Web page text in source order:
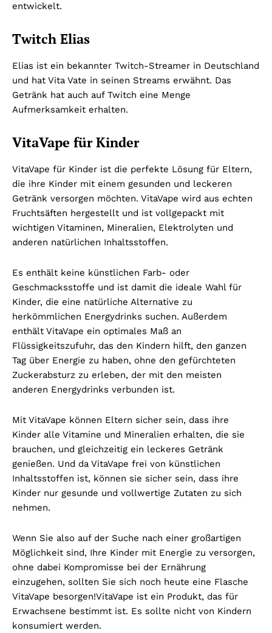
entwickelt.
Twitch Elias
Elias ist ein bekannter Twitch-Streamer in Deutschland
und hat Vita Vate in seinen Streams erwähnt. Das
Getränk hat auch auf Twitch eine Menge
Aufmerksamkeit erhalten.
VitaVape für Kinder
VitaVape für Kinder ist die perfekte Lösung für Eltern,
die ihre Kinder mit einem gesunden und leckeren
Getränk versorgen möchten. VitaVape wird aus echten
Fruchtsäften hergestellt und ist vollgepackt mit
wichtigen Vitaminen, Mineralien, Elektrolyten und
anderen natürlichen Inhaltsstoffen.
Es enthält keine künstlichen Farb- oder
Geschmacksstoffe und ist damit die ideale Wahl für
Kinder, die eine natürliche Alternative zu
herkömmlichen Energydrinks suchen. Außerdem
enthält VitaVape ein optimales Maß an
Flüssigkeitszufuhr, das den Kindern hilft, den ganzen
Tag über Energie zu haben, ohne den gefürchteten
Zuckerabsturz zu erleben, der mit den meisten
anderen Energydrinks verbunden ist.
Mit VitaVape können Eltern sicher sein, dass ihre
Kinder alle Vitamine und Mineralien erhalten, die sie
brauchen, und gleichzeitig ein leckeres Getränk
genießen. Und da VitaVape frei von künstlichen
Inhaltsstoffen ist, können sie sicher sein, dass ihre
Kinder nur gesunde und vollwertige Zutaten zu sich
nehmen.
Wenn Sie also auf der Suche nach einer großartigen
Möglichkeit sind, Ihre Kinder mit Energie zu versorgen,
ohne dabei Kompromisse bei der Ernährung
einzugehen, sollten Sie sich noch heute eine Flasche
VitaVape besorgen!VitaVape ist ein Produkt, das für
Erwachsene bestimmt ist. Es sollte nicht von Kindern
konsumiert werden.